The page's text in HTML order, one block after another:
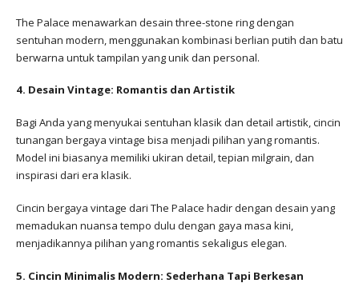
The Palace menawarkan desain three-stone ring dengan
sentuhan modern, menggunakan kombinasi berlian putih dan batu
berwarna untuk tampilan yang unik dan personal.
4. Desain Vintage: Romantis dan Artistik
Bagi Anda yang menyukai sentuhan klasik dan detail artistik, cincin
tunangan bergaya vintage bisa menjadi pilihan yang romantis.
Model ini biasanya memiliki ukiran detail, tepian milgrain, dan
inspirasi dari era klasik.
Cincin bergaya vintage dari The Palace hadir dengan desain yang
memadukan nuansa tempo dulu dengan gaya masa kini,
menjadikannya pilihan yang romantis sekaligus elegan.
5. Cincin Minimalis Modern: Sederhana Tapi Berkesan